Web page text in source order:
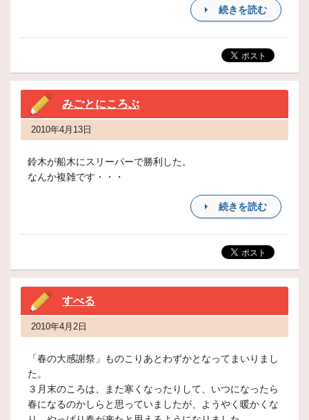
続きを読む
みごとにころぶ
2010年4月13日
鈴木が船木にスリーパーで勝利した。
なんか複雑です・・・
続きを読む
すべる
2010年4月2日
「春の大感謝祭」ものこりあとわずかとなってまいりまし
た。
３月末のころは、また寒くなったりして、いつになったら
春になるのかしらと思っていましたが、ようやく暖かくな